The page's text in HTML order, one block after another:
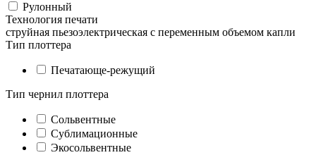
Рулонный
Технология печати
струйная пьезоэлектрическая с переменным объемом капли
Тип плоттера
Печатающе-режущий
Тип чернил плоттера
Сольвентные
Сублимационные
Экосольвентные